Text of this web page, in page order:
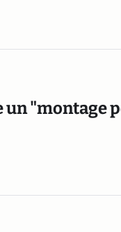
un "montage